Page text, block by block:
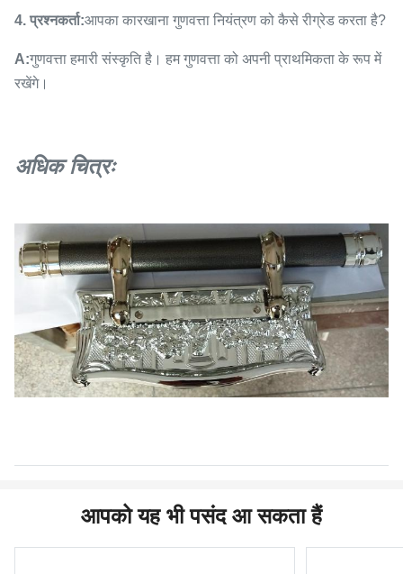
4. प्रश्नकर्ता:आपका कारखाना गुणवत्ता नियंत्रण को कैसे रीग्रेड करता है?
A:गुणवत्ता हमारी संस्कृति है। हम गुणवत्ता को अपनी प्राथमिकता के रूप में
रखेंगे।
अधिक चित्रः
आपको यह भी पसंद आ सकता हैं